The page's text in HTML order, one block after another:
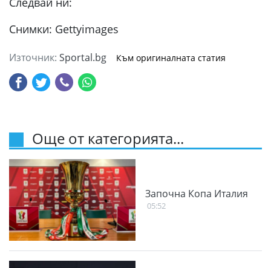
Снимки: Gettyimages
Източник: Sportal.bg Към оригиналната статия
Още от категорията...
Започна Копа Италия
05:52